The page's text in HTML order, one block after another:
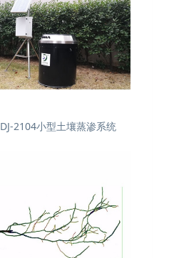
DJ-2104小型土壤蒸渗系统